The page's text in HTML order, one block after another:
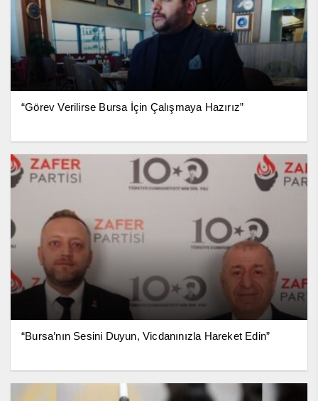
“Görev Verilirse Bursa İçin Çalışmaya Hazırız”
“Bursa’nın Sesini Duyun, Vicdanınızla Hareket Edin”